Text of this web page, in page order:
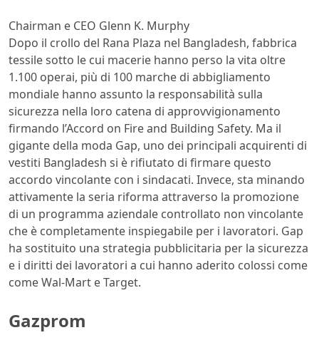
Chairman e CEO Glenn K. Murphy
Dopo il crollo del Rana Plaza nel Bangladesh, fabbrica
tessile sotto le cui macerie hanno perso la vita oltre
1.100 operai, più di 100 marche di abbigliamento
mondiale hanno assunto la responsabilità sulla
sicurezza nella loro catena di approvvigionamento
firmando l’Accord on Fire and Building Safety. Ma il
gigante della moda Gap, uno dei principali acquirenti di
vestiti Bangladesh si è rifiutato di firmare questo
accordo vincolante con i sindacati. Invece, sta minando
attivamente la seria riforma attraverso la promozione
di un programma aziendale controllato non vincolante
che è completamente inspiegabile per i lavoratori. Gap
ha sostituito una strategia pubblicitaria per la sicurezza
e i diritti dei lavoratori a cui hanno aderito colossi come
come Wal-Mart e Target.
Gazprom